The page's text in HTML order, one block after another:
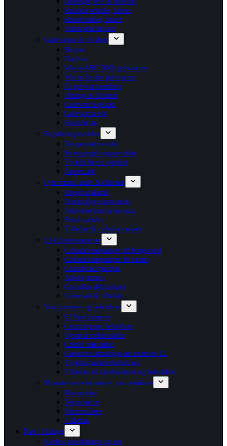
Radiatorventiler, følere
Returventiler, følere
Varmeventilatorer
Gulvvarme & tilbehør
Shunte
Danfoss
Wavin AHC 9000 gulvvarme
Wavin Sentio gulvvarme
El gulvvarmemåtter
Fittings & tilbehør
Gulvvarme plader
Gulvvarme rør
Fordelerrør
Reguleringsventiler
Temperaturventiler
Strengreguleringsventiler
Trykdifferens ventiler
Automatik
Fjernvarme units & tilbehør
Brugsvandsunit
Direktefjernvarmeunits
Indirektefjernvarmeunits
Bundmoduler
Tilbehør & cirkulationssæt
Cirkulationspumper
Cirkulationspumper til brugsvand
Cirkulationspumper til varme
Grundvandspumper
Afløbspumper
Grundfos dykpumper
Unionsæt & tilbehør
Vandvarmere og beholdere
El Vandvarmere
Centralvarme beholdere
Fjernvarmebeholdere
Combi beholdere
Gennemstrømningsvandvarmere EL
Trykekspansionsbeholdere
Tilbehør til vandvarmere og beholdere
Manometre,termometre, varmemålere
Manometre
Termometre
Varmemålere
Tilbehør
Rør / fittings
Kobber pressfittings og rør